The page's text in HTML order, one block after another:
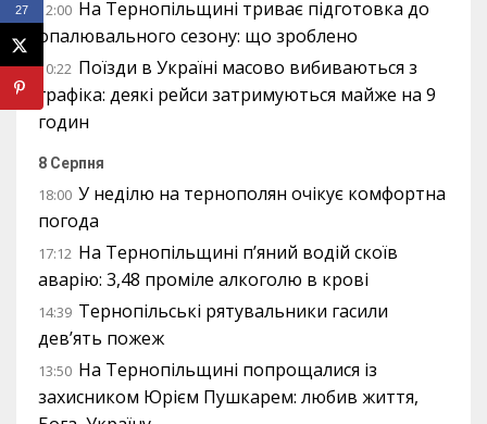
12:00 На Тернопільщині триває підготовка до
опалювального сезону: що зроблено
10:22 Поїзди в Україні масово вибиваються з
графіка: деякі рейси затримуються майже на 9
годин
8 Серпня
18:00 У неділю на тернополян очікує комфортна
погода
17:12 На Тернопільщині п’яний водій скоїв
аварію: 3,48 проміле алкоголю в крові
14:39 Тернопільські рятувальники гасили
дев’ять пожеж
13:50 На Тернопільщині попрощалися із
захисником Юрієм Пушкарем: любив життя,
27